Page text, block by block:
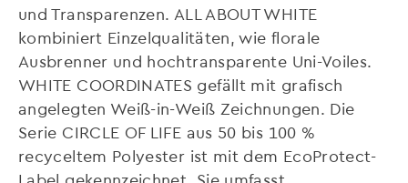
und Transparenzen. ALL ABOUT WHITE
kombiniert Einzelqualitäten, wie florale
Ausbrenner und hochtransparente Uni-Voiles.
WHITE COORDINATES gefällt mit grafisch
angelegten Weiß-in-Weiß Zeichnungen. Die
Serie CIRCLE OF LIFE aus 50 bis 100 %
recyceltem Polyester ist mit dem EcoProtect-
Label gekennzeichnet. Sie umfasst